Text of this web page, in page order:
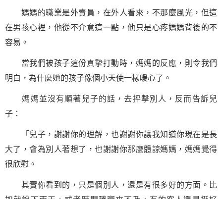
媽媽的職業是外賣員，在外人看來，不那麼風光，但這
在男孩心裡，他從不介意這一點，他只是心疼媽媽背後的不
容易。
當我們被孩子這份真摯打動時，媽媽的反應，則令我們
明白，為什麼她的孩子像個小天使一樣暖心了。
媽媽並沒有順著兒子的話，去抨擊別人，反而告訴兒
子：
「兒子，謝謝你的理解，也謝謝你讓我知道你現在是長
大了，會為別人著想了，也謝謝你那麼體諒媽媽，媽媽覺得
很欣慰。
其實你看到的，只是個別人，還是有很多好的方面。比